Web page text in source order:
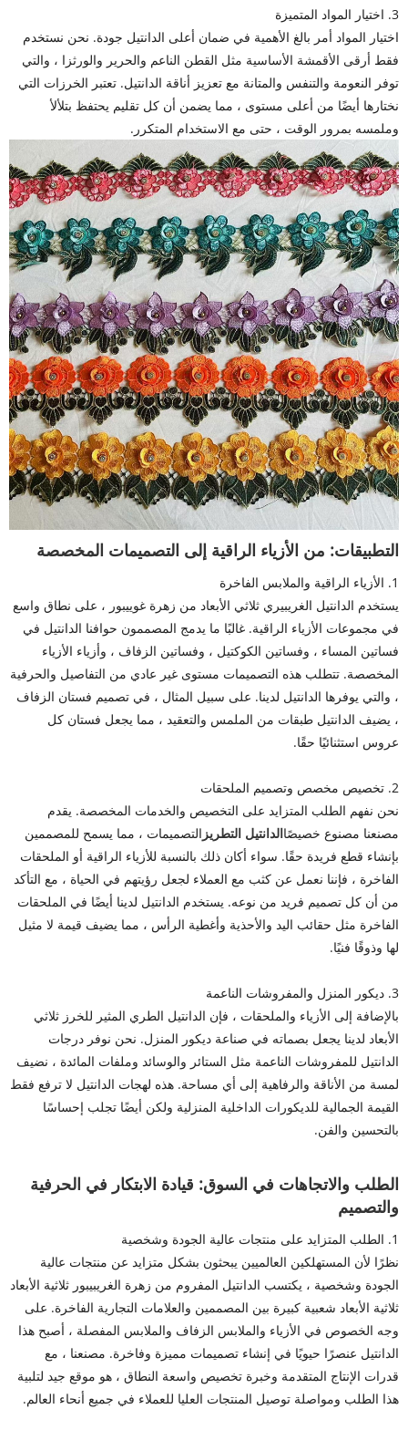
3. اختيار المواد المتميزة
اختيار المواد أمر بالغ الأهمية في ضمان أعلى الدانتيل جودة. نحن نستخدم
فقط أرقى الأقمشة الأساسية مثل القطن الناعم والحرير والورثزا ، والتي
توفر النعومة والتنفس والمتانة مع تعزيز أناقة الدانتيل. تعتبر الخرزات التي
نختارها أيضًا من أعلى مستوى ، مما يضمن أن كل تقليم يحتفظ بتلألأ
وملمسه بمرور الوقت ، حتى مع الاستخدام المتكرر.
التطبيقات: من الأزياء الراقية إلى التصميمات المخصصة
1. الأزياء الراقية والملابس الفاخرة
يستخدم الدانتيل الغريبيري ثلاثي الأبعاد من زهرة غوييبور ، على نطاق واسع
في مجموعات الأزياء الراقية. غالبًا ما يدمج المصممون حوافنا الدانتيل في
فساتين المساء ، وفساتين الكوكتيل ، وفساتين الزفاف ، وأزياء الأزياء
المخصصة. تتطلب هذه التصميمات مستوى غير عادي من التفاصيل والحرفية
، والتي يوفرها الدانتيل لدينا. على سبيل المثال ، في تصميم فستان الزفاف
، يضيف الدانتيل طبقات من الملمس والتعقيد ، مما يجعل فستان كل
عروس استثنائيًا حقًا.
2. تخصيص مخصص وتصميم الملحقات
نحن نفهم الطلب المتزايد على التخصيص والخدمات المخصصة. يقدم
مصنعنا مصنوع خصيصًاالدانتيل التطريز التصميمات ، مما يسمح للمصممين
بإنشاء قطع فريدة حقًا. سواء أكان ذلك بالنسبة للأزياء الراقية أو الملحقات
الفاخرة ، فإننا نعمل عن كثب مع العملاء لجعل رؤيتهم في الحياة ، مع التأكد
من أن كل تصميم فريد من نوعه. يستخدم الدانتيل لدينا أيضًا في الملحقات
الفاخرة مثل حقائب اليد والأحذية وأغطية الرأس ، مما يضيف قيمة لا مثيل
لها وذوقًا فنيًا.
3. ديكور المنزل والمفروشات الناعمة
بالإضافة إلى الأزياء والملحقات ، فإن الدانتيل الطري المثير للخرز ثلاثي
الأبعاد لدينا يجعل بصماته في صناعة ديكور المنزل. نحن نوفر درجات
الدانتيل للمفروشات الناعمة مثل الستائر والوسائد وملفات المائدة ، نضيف
لمسة من الأناقة والرفاهية إلى أي مساحة. هذه لهجات الدانتيل لا ترفع فقط
القيمة الجمالية للديكورات الداخلية المنزلية ولكن أيضًا تجلب إحساسًا
بالتحسين والفن.
الطلب والاتجاهات في السوق: قيادة الابتكار في الحرفية
والتصميم
1. الطلب المتزايد على منتجات عالية الجودة وشخصية
نظرًا لأن المستهلكين العالميين يبحثون بشكل متزايد عن منتجات عالية
الجودة وشخصية ، يكتسب الدانتيل المفروم من زهرة الغريبيبور ثلاثية الأبعاد
ثلاثية الأبعاد شعبية كبيرة بين المصممين والعلامات التجارية الفاخرة. على
وجه الخصوص في الأزياء والملابس الزفاف والملابس المفصلة ، أصبح هذا
الدانتيل عنصرًا حيويًا في إنشاء تصميمات مميزة وفاخرة. مصنعنا ، مع
قدرات الإنتاج المتقدمة وخبرة تخصيص واسعة النطاق ، هو موقع جيد لتلبية
هذا الطلب ومواصلة توصيل المنتجات العليا للعملاء في جميع أنحاء العالم.